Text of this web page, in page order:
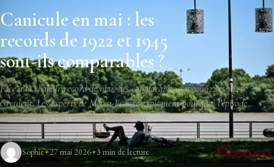
Canicule en mai : les
records de 1922 et 1945
sont-ils comparables ?
Face à la chaleur record de mai, des comparaisons avec 1922 et 1945
circulent. Les experts de Météo-France expliquent pourquoi l'épisode
actuel est bien plus intense et inquiétant.
Sophie 27 mai 2026 3 min de lecture